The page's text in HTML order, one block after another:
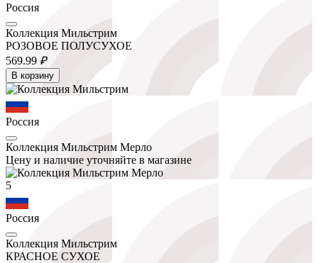
Россия
Коллекция Мильстрим
РОЗОВОЕ ПОЛУСУХОЕ
569.99 ₽
В корзину
Россия
Коллекция Мильстрим Мерло
Цену и наличие уточняйте в магазине
5
Россия
Коллекция Мильстрим
КРАСНОЕ СУХОЕ